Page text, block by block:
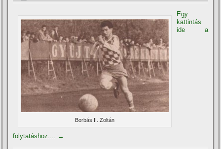
Borbás II. Zoltán
Egy
kattintás
ide a
folytatáshoz.... →